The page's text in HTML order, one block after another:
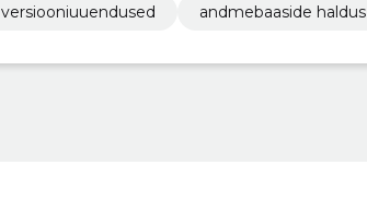
versiooniuuendused
andmebaaside haldus